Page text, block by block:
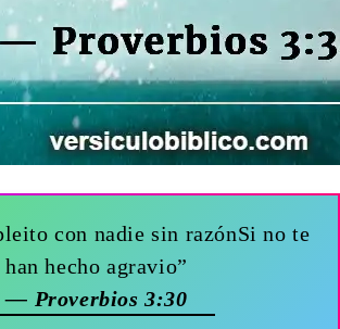
con nadie sin razónSi no te
han hecho agravio”
— Proverbios 3:30